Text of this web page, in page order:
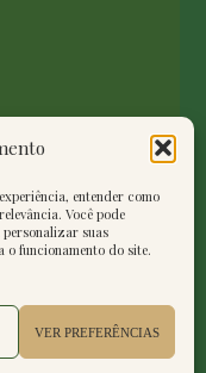
entender como
Você pode
suas
o funcionamento do site.
VER PREFERÊNCIAS